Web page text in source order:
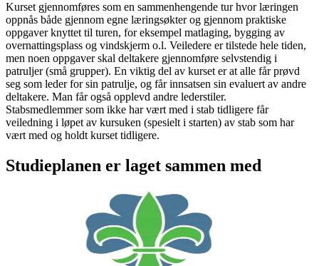
Kurset gjennomføres som en sammenhengende tur hvor læringen
oppnås både gjennom egne læringsøkter og gjennom praktiske
oppgaver knyttet til turen, for eksempel matlaging, bygging av
overnattingsplass og vindskjerm o.l. Veiledere er tilstede hele tiden,
men noen oppgaver skal deltakere gjennomføre selvstendig i
patruljer (små grupper). En viktig del av kurset er at alle får prøvd
seg som leder for sin patrulje, og får innsatsen sin evaluert av andre
deltakere. Man får også opplevd andre lederstiler.
Stabsmedlemmer som ikke har vært med i stab tidligere får
veiledning i løpet av kursuken (spesielt i starten) av stab som har
vært med og holdt kurset tidligere.
Studieplanen er laget sammen med